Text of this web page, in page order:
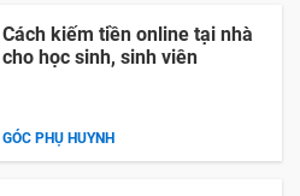
Cách kiếm tiền online tại nhà
cho học sinh, sinh viên
GÓC PHỤ HUYNH